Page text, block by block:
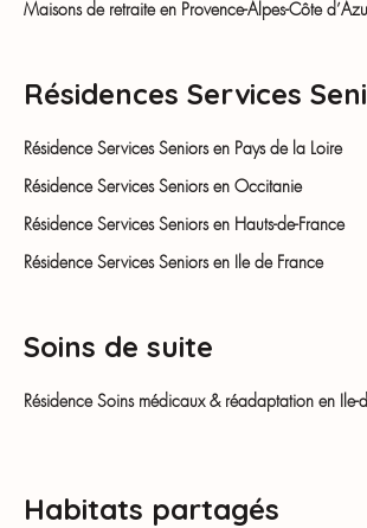
Maisons de retraite en Provence-Alpes-Côte
Résidences Services
Résidence Services Seniors en Pays de la Loire
Résidence Services Seniors en Occitanie
Résidence Services Seniors en Hauts-de-France
Résidence Services Seniors en Ile de France
Soins de suite
Résidence Soins médicaux & réadaptation en Ile-
Habitats partagés